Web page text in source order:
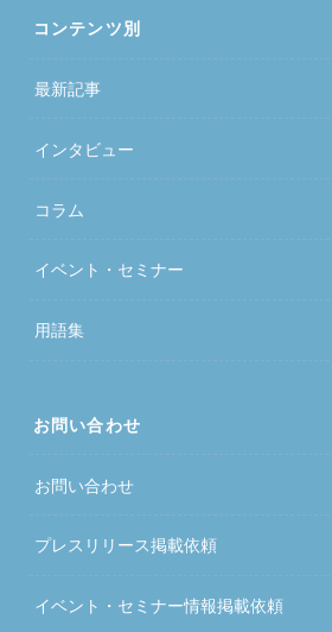
コンテンツ別
最新記事
インタビュー
コラム
イベント・セミナー
用語集
お問い合わせ
お問い合わせ
プレスリリース掲載依頼
イベント・セミナー情報掲載依頼